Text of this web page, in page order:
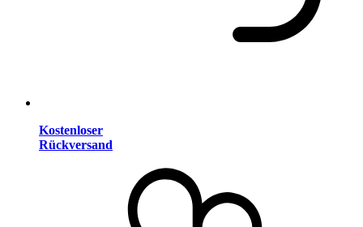
Kostenloser
Rückversand